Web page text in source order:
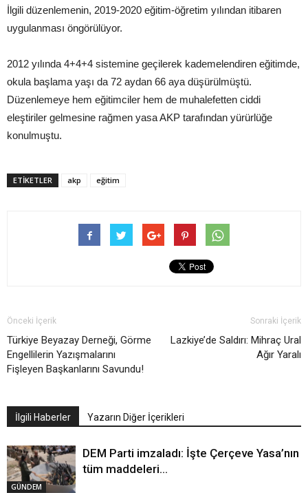
İlgili düzenlemenin, 2019-2020 eğitim-öğretim yılından itibaren
uygulanması öngörülüyor.
2012 yılında 4+4+4 sistemine geçilerek kademelendiren eğitimde,
okula başlama yaşı da 72 aydan 66 aya düşürülmüştü.
Düzenlemeye hem eğitimciler hem de muhalefetten ciddi
eleştiriler gelmesine rağmen yasa AKP tarafından yürürlüğe
konulmuştu.
ETIKETLER akp eğitim
Önceki İçerik
Türkiye Beyazay Derneği, Görme
Engellilerin Yazışmalarını
Fişleyen Başkanlarını Savundu!
Sonraki İçerik
Lazkiye’de Saldırı: Mihraç Ural
Ağır Yaralı
İlgili Haberler Yazarın Diğer İçerikleri
GÜNDEM
DEM Parti imzaladı: İşte Çerçeve Yasa’nın
tüm maddeleri…